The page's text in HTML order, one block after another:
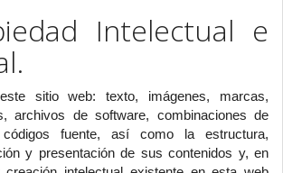
Intelectual e
sitio web: texto, imágenes, marcas,
archivos de software, combinaciones de
fuente, así como la estructura,
y presentación de sus contenidos y, en